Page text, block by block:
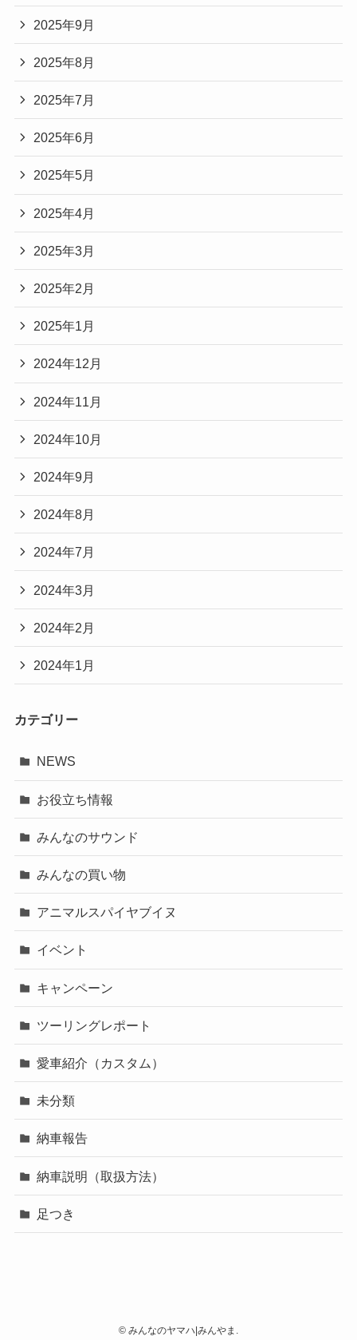
2025年9月
2025年8月
2025年7月
2025年6月
2025年5月
2025年4月
2025年3月
2025年2月
2025年1月
2024年12月
2024年11月
2024年10月
2024年9月
2024年8月
2024年7月
2024年3月
2024年2月
2024年1月
カテゴリー
NEWS
お役立ち情報
みんなのサウンド
みんなの買い物
アニマルスパイヤブイヌ
イベント
キャンペーン
ツーリングレポート
愛車紹介（カスタム）
未分類
納車報告
納車説明（取扱方法）
足つき
© みんなのヤマハ|みんやま.